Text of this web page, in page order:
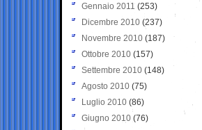
Gennaio 2011 (253)
Dicembre 2010 (237)
Novembre 2010 (187)
Ottobre 2010 (157)
Settembre 2010 (148)
Agosto 2010 (75)
Luglio 2010 (86)
Giugno 2010 (76)